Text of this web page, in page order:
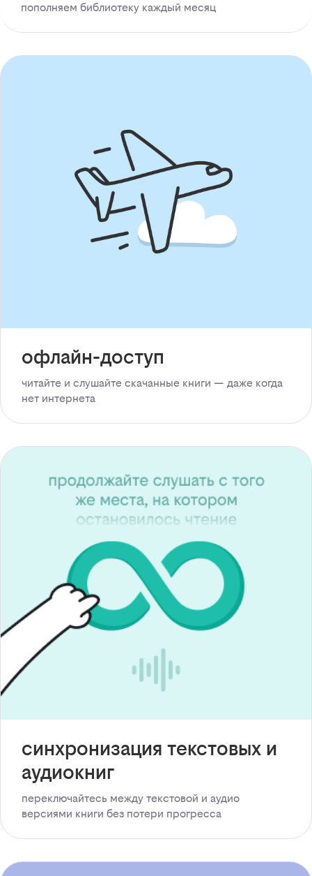
пополняем библиотеку каждый месяц
офлайн-доступ
читайте и слушайте скачанные книги — даже когда
нет интернета
синхронизация текстовых и
аудиокниг
переключайтесь между текстовой и аудио
версиями книги без потери прогресса